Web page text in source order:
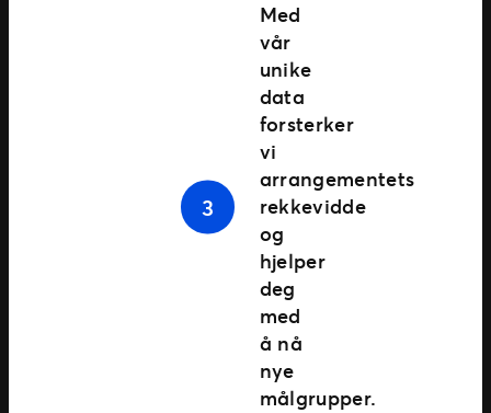
Med
vår
unike
data
forsterker
vi
arrangementets
rekkevidde
og
hjelper
deg
med
å nå
nye
målgrupper.